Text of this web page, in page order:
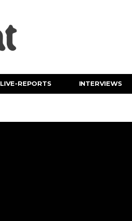
LIVE-REPORTS INTERVIEWS